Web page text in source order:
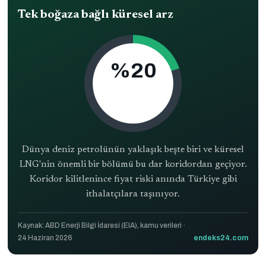
Tek boğaza bağlı küresel arz
%20
Dünya deniz petrolünün yaklaşık beşte biri ve küresel
LNG'nin önemli bir bölümü bu dar koridordan geçiyor.
Koridor kilitlenince fiyat riski anında Türkiye gibi
ithalatçılara taşınıyor.
Kaynak: ABD Enerji Bilgi İdaresi (EIA), kamu verileri ·
24 Haziran 2026
endeks24.com